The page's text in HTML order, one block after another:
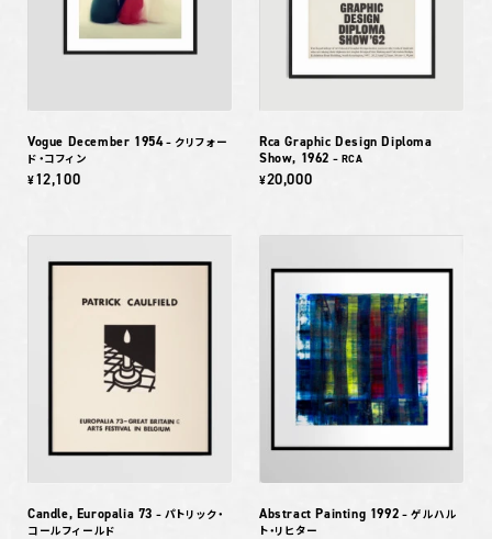
Vogue December 1954– クリフォー
ド・コフィン
¥12,100
Rca Graphic Design Diploma
Show, 1962 – RCA
¥20,000
Candle, Europalia 73 – パトリック・
コールフィールド
Abstract Painting 1992 – ゲルハル
ト・リヒター